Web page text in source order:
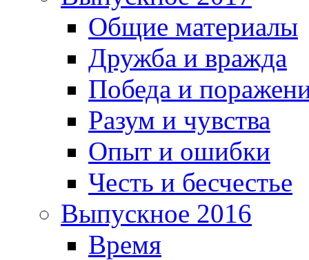
Общие материалы
Дружба и вражда
Победа и
Разум и чувства
Опыт и ошибки
Честь и бесчестье
Выпускное 2016
Время